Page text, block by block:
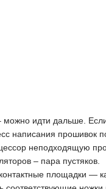
можно идти дальше.
написания прошивок
неподходящую
– пара пустяков.
площадки —